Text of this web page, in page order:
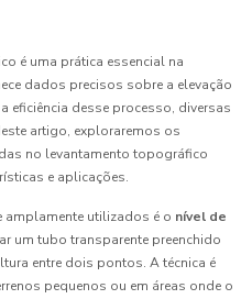
é uma prática essencial na
dados precisos sobre a elevação
eficiência desse processo, diversas
artigo, exploraremos os
no levantamento topográfico
e aplicações.
utilizados é o nível de
um tubo transparente preenchido
entre dois pontos. A técnica é
pequenos ou em áreas onde o